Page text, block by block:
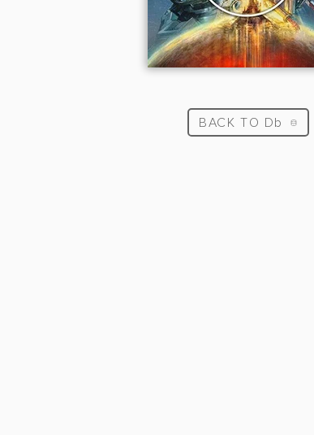
BACK TO Db